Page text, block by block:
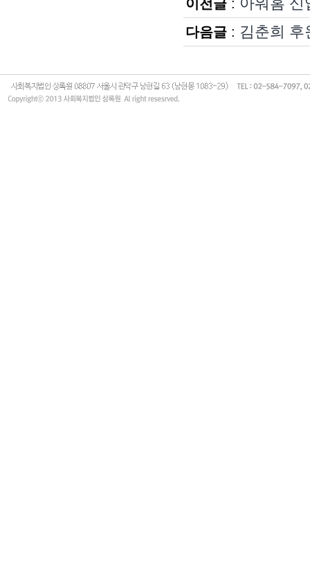
이전글 :
다음글 : 김춘희 후